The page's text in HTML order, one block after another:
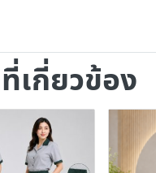
เกี่ยวข้อง